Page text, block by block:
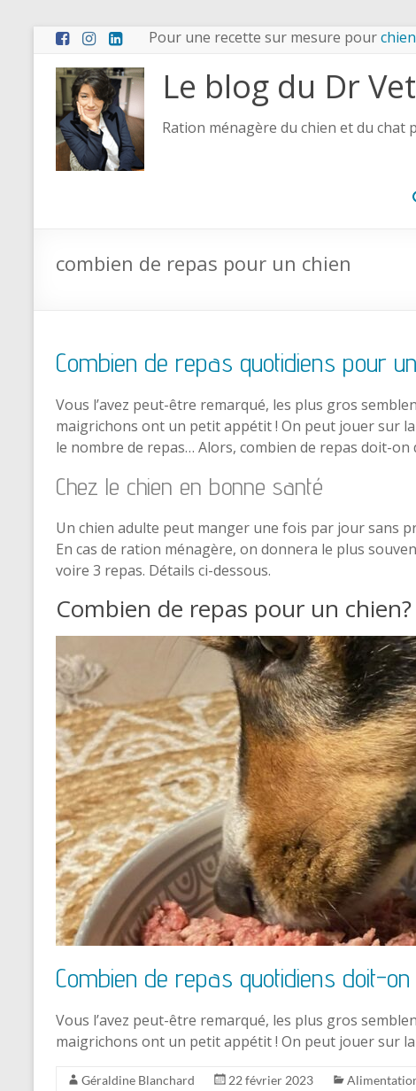
Pour une recette sur mesure pourchien
Le blog du Dr
Ration ménagère du chien et du
combien de repas pour un chien
Combien de repas quotidiens pour
Vous l’avez peut-être remarqué, les plus gros
maigrichons ont un petit appétit ! On peut jouer sur
le nombre de repas… Alors, combien de repas doit-
Chez le chien en bonne santé
Un chien adulte peut manger une fois par jour sans
En cas de ration ménagère, on donnera le plus
voire 3 repas. Détails ci-dessous.
Combien de repas pour un chien?
Combien de repas quotidiens doit-
Vous l’avez peut-être remarqué, les plus gros
maigrichons ont un petit appétit ! On peut jouer sur
Géraldine Blanchard 22 février 2023